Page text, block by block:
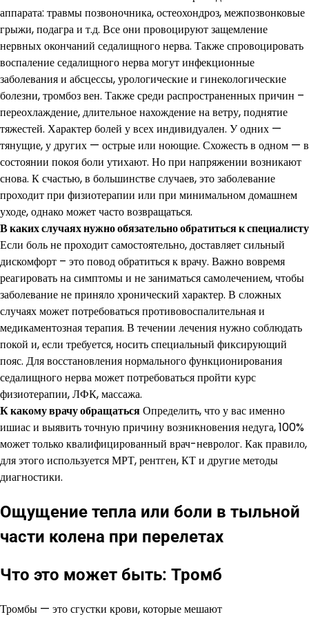
аппарата: травмы позвоночника, остеохондроз, межпозвонковые
грыжи, подагра и т.д. Все они провоцируют защемление
нервных окончаний седалищного нерва. Также спровоцировать
воспаление седалищного нерва могут инфекционные
заболевания и абсцессы, урологические и гинекологические
болезни, тромбоз вен. Также среди распространенных причин –
переохлаждение, длительное нахождение на ветру, поднятие
тяжестей. Характер болей у всех индивидуален. У одних —
тянущие, у других — острые или ноющие. Схожесть в одном — в
состоянии покоя боли утихают. Но при напряжении возникают
снова. К счастью, в большинстве случаев, это заболевание
проходит при физиотерапии или при минимальном домашнем
уходе, однако может часто возвращаться.
В каких случаях нужно обязательно обратиться кспециалисту
Если боль не проходит самостоятельно, доставляет сильный
дискомфорт – это повод обратиться к врачу. Важно вовремя
реагировать на симптомы и не заниматься самолечением, чтобы
заболевание не приняло хронический характер. В сложных
случаях может потребоваться противовоспалительная и
медикаментозная терапия. В течении лечения нужно соблюдать
покой и, если требуется, носить специальный фиксирующий
пояс. Для восстановления нормального функционирования
седалищного нерва может потребоваться пройти курс
физиотерапии, ЛФК, массажа.
К какому врачу обращатьсяОпределить, что у вас именно
ишиас и выявить точную причину возникновения недуга, 100%
может только квалифицированный врач-невролог. Как правило,
для этого используется МРТ, рентген, КТ и другие методы
диагностики.
Ощущение тепла или боли в тыльной
части колена при перелетах
Что это может быть: Тромб
Тромбы — это сгустки крови, которые мешают